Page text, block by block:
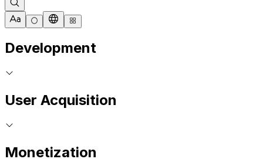
Development
User Acquisition
Monetization